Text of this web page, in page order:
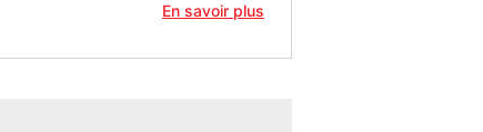
En savoir plus